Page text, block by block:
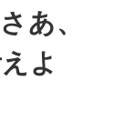
あ、
よ